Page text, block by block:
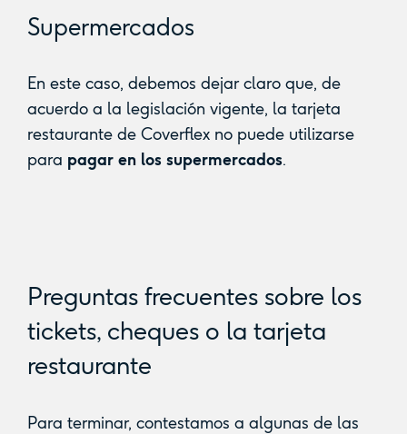
Supermercados
En este caso, debemos dejar claro que, de
acuerdo a la legislación vigente, la tarjeta
restaurante de Coverflex no puede utilizarse
para pagar en los supermercados.
Preguntas frecuentes sobre los
tickets, cheques o la tarjeta
restaurante
Para terminar, contestamos a algunas de las